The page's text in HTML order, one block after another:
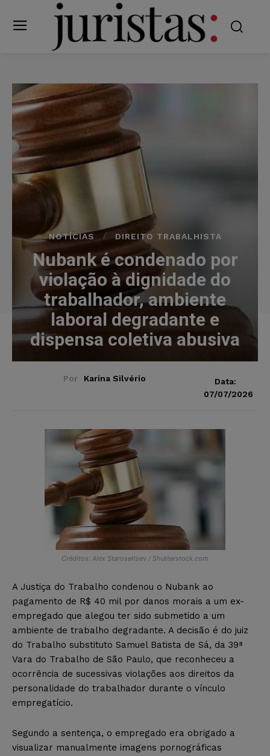
NOTÍCIAS DIREITO TRABALHISTA
Nubank é condenado por
violação à dignidade do
trabalhador, ambiente
laboral degradante e
dispensa coletiva abusiva
Por Karina Silvério
Data:
07/07/2026
Créditos: Alex Staroseltsev / Shutterstock.com
A Justiça do Trabalho condenou o Nubank ao
pagamento de R$ 40 mil por danos morais a um ex-
empregado que alegou ter sido submetido a um
ambiente de trabalho degradante. A decisão é do juiz
do Trabalho substituto Samuel Batista de Sá, da 39ª
Vara do Trabalho de São Paulo, que reconheceu a
ocorrência de sucessivas violações aos direitos da
personalidade do trabalhador durante o vínculo
empregatício.
Segundo a sentença, o empregado era obrigado a
visualizar manualmente imagens pornográficas